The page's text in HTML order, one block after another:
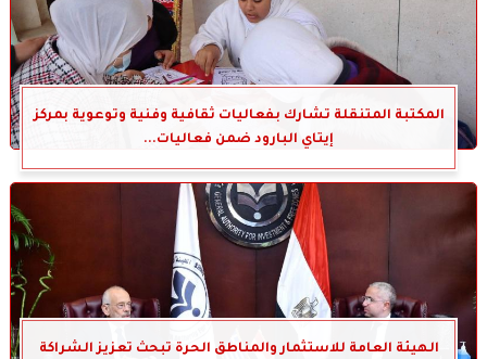
المكتبة المتنقلة تشارك بفعاليات ثقافية وفنية وتوعوية بمركز
إيتاي البارود ضمن فعاليات...
الهيئة العامة للاستثمار والمناطق الحرة تبحث تعزيز الشراكة